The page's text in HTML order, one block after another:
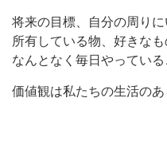
将来の目標、自分の周りに
所有している物、好きなも
なんとなく毎日やっている
価値観は私たちの生活の